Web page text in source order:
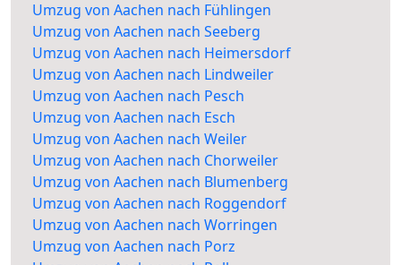
Umzug von Aachen nach Fühlingen
Umzug von Aachen nach Seeberg
Umzug von Aachen nach Heimersdorf
Umzug von Aachen nach Lindweiler
Umzug von Aachen nach Pesch
Umzug von Aachen nach Esch
Umzug von Aachen nach Weiler
Umzug von Aachen nach Chorweiler
Umzug von Aachen nach Blumenberg
Umzug von Aachen nach Roggendorf
Umzug von Aachen nach Worringen
Umzug von Aachen nach Porz